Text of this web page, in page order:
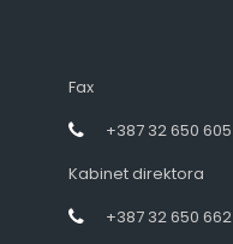
Fax
+387 32 650 605
Kabinet direktora
+387 32 650 662